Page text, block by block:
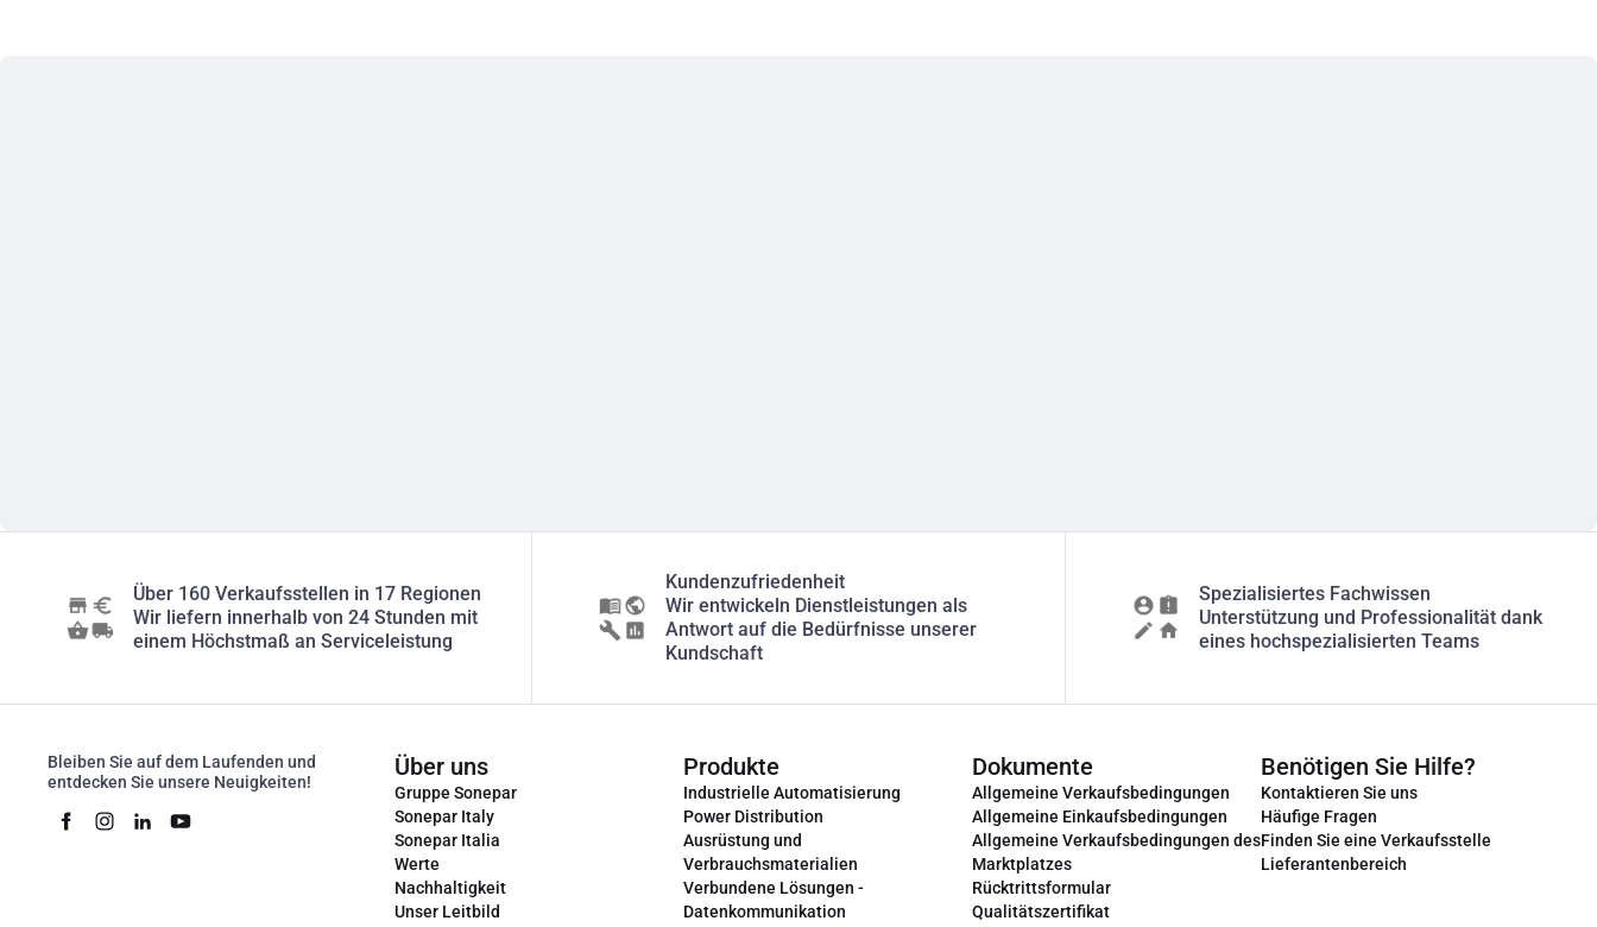
Über 160 Verkaufsstellen in 17 Regionen
Wir liefern innerhalb von 24 Stunden mit
einem Höchstmaß an Serviceleistung
Kundenzufriedenheit
Wir entwickeln Dienstleistungen als
Antwort auf die Bedürfnisse unserer
Kundschaft
Spezialisiertes Fachwissen
Unterstützung und Professionalität dank
eines hochspezialisierten Teams
Bleiben Sie auf dem Laufenden und
entdecken Sie unsere Neuigkeiten!
Über uns
Gruppe Sonepar
Sonepar Italy
Sonepar Italia
Werte
Nachhaltigkeit
Unser Leitbild
Produkte
Industrielle Automatisierung
Power Distribution
Ausrüstung und
Verbrauchsmaterialien
Verbundene Lösungen -
Datenkommunikation
Dokumente
Allgemeine Verkaufsbedingungen
Allgemeine Einkaufsbedingungen
Allgemeine Verkaufsbedingungen des
Marktplatzes
Rücktrittsformular
Qualitätszertifikat
Benötigen Sie Hilfe?
Kontaktieren Sie uns
Häufige Fragen
Finden Sie eine Verkaufsstelle
Lieferantenbereich